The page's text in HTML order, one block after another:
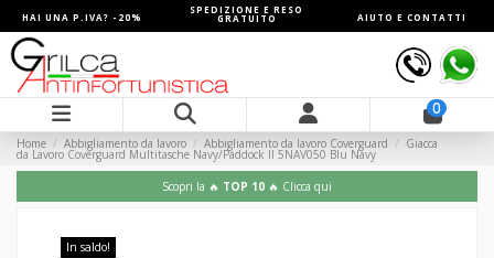
HAI UNA P.IVA? -20%
SPEDIZIONE E RESO
GRATUITO AIUTO E CONTATTI
0
Home Abbigliamento da lavoro Abbigliamento da lavoro Coverguard Giacca
da Lavoro Coverguard Multitasche Navy/Paddock II 5NAV050 Blu Navy
Scopri la 🔥 TOP 10 🔥 Clicca qui
In saldo!